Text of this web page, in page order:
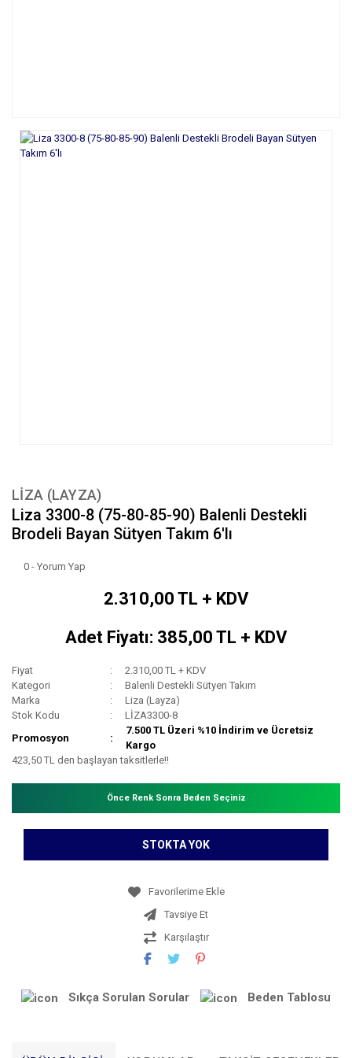
LIZA (LAYZA)
Liza 3300-8 (75-80-85-90) Balenli Destekli
Brodeli Bayan Sütyen Takım 6'lı
0 - Yorum Yap
2.310,00 TL + KDV
Adet Fiyatı: 385,00 TL + KDV
Fiyat
2.310,00 TL + KDV
Kategori
Balenli Destekli Sütyen Takım
Marka
Liza (Layza)
Stok Kodu
LİZA3300-8
Promosyon
7.500 TL Üzeri %10 İndirim ve Ücretsiz
Kargo
423,50 TL den başlayan taksitlerle!!
Önce Renk Sonra Beden Seçiniz
STOKTA YOK
Tavsiye Et
Karşılaştır
Sıkça Sorulan Sorular Beden Tablosu